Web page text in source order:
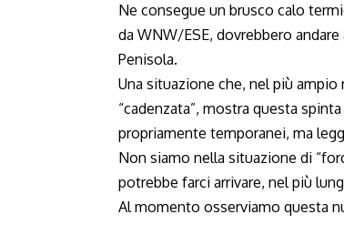
Ne consegue un brusco calo
da WNW/ESE, dovrebbero
Penisola.
Una situazione che, nel più
“cadenzata”, mostra questa
propriamente temporanei, ma
Non siamo nella situazione di
potrebbe farci arrivare, nel più
Al momento osserviamo questa